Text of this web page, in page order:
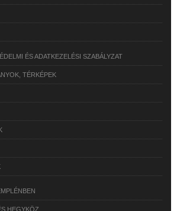
ÉS ADATKEZELÉSI SZABÁLYZAT
TÉRKÉPEK
HEGYKÖZ